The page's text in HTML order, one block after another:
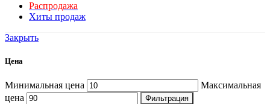
Распродажа
Хиты продаж
Закрыть
Цена
Минимальная цена
Максимальная
цена
Фильтрация